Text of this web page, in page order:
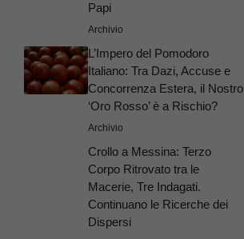
Papi
Archivio
L’Impero del Pomodoro
Italiano: Tra Dazi, Accuse e
Concorrenza Estera, il Nostro
‘Oro Rosso’ è a Rischio?
Archivio
Crollo a Messina: Terzo
Corpo Ritrovato tra le
Macerie, Tre Indagati.
Continuano le Ricerche dei
Dispersi